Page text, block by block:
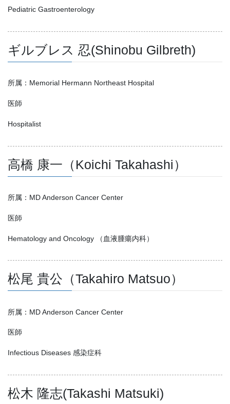
Pediatric Gastroenterology
ギルブレス 忍(Shinobu Gilbreth)
所属：Memorial Hermann Northeast Hospital
医師
Hospitalist
高橋 康一（Koichi Takahashi）
所属：MD Anderson Cancer Center
医師
Hematology and Oncology （血液腫瘍内科）
松尾 貴公（Takahiro Matsuo）
所属：MD Anderson Cancer Center
医師
Infectious Diseases 感染症科
松木 隆志(Takashi Matsuki)